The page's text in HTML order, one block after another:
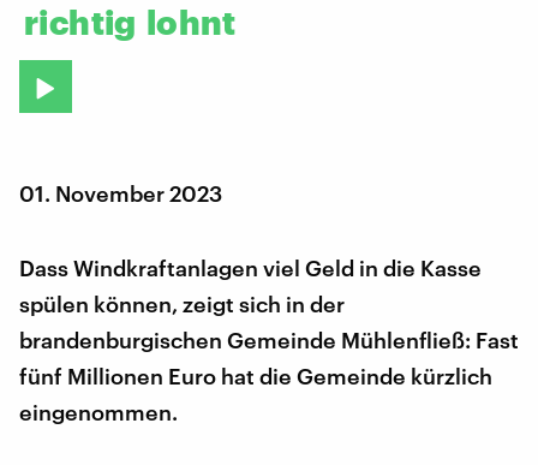
richtig lohnt
01. November 2023
Dass Windkraftanlagen viel Geld in die Kasse
spülen können, zeigt sich in der
brandenburgischen Gemeinde Mühlenfließ: Fast
fünf Millionen Euro hat die Gemeinde kürzlich
eingenommen.